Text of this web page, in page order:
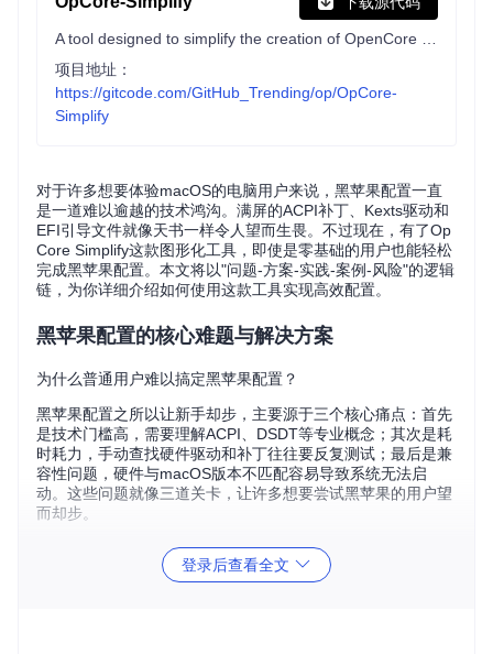
项目地址：
https://gitcode.com/GitHub_Trending/op/OpCore-
Simplify
对于许多想要体验macOS的电脑用户来说，黑苹果配置一直
是一道难以逾越的技术鸿沟。满屏的ACPI补丁、Kexts驱动和
EFI引导文件就像天书一样令人望而生畏。不过现在，有了Op
Core Simplify这款图形化工具，即使是零基础的用户也能轻松
完成黑苹果配置。本文将以"问题-方案-实践-案例-风险"的逻辑
链，为你详细介绍如何使用这款工具实现高效配置。
黑苹果配置的核心难题与解决方案
为什么普通用户难以搞定黑苹果配置？
黑苹果配置之所以让新手却步，主要源于三个核心痛点：首先
是技术门槛高，需要理解ACPI、DSDT等专业概念；其次是耗
时耗力，手动查找硬件驱动和补丁往往要反复测试；最后是兼
容性问题，硬件与macOS版本不匹配容易导致系统无法启
动。这些问题就像三道关卡，让许多想要尝试黑苹果的用户望
而却步。
OpCore Simplify如何破解这些难题？
OpCore Simplify通过自动化流程和图形化界面，将复杂的配
登录后查看全文